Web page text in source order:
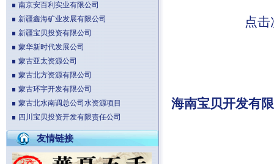
南京安百利实业有限公司
新疆鑫海矿业发展有限公司
新疆宝贝投资有限公司
蒙华新时代发展公司
蒙古亚太资源公司
蒙古北方资源有限公司
蒙古环宇开发有限公司
蒙古北水南调总公司水资源项目
四川宝贝投资开发有限责任公司
友情链接
点
海南宝贝开发有